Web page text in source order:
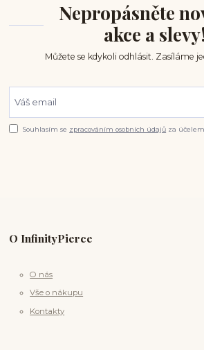
Nepropásněte
akce a slevy!
Můžete se kdykoli odhlásit. Zasíláme
Souhlasím se zpracováním osobních údajů za
O InfinityPierce
O nás
Vše o nákupu
Kontakty